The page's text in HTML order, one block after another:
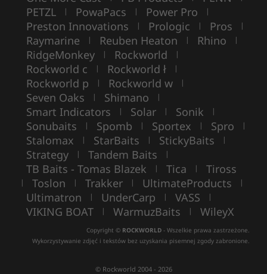
PETZL | PowaPacs | Power Pro |
Preston Innovations | Prologic | Pros |
Raymarine | Reuben Heaton | Rhino |
RidgeMonkey | Rockworld |
Rockworld c | Rockworld ł |
Rockworld p | Rockworld w |
Seven Oaks | Shimano |
Smart Indicators | Solar | Sonik |
Sonubaits | Spomb | Sportex | Spro |
Stalomax | StarBaits | StickyBaits |
Strategy | Tandem Baits |
TB Baits - Tomas Blazek | Tica | Tiross
| Toslon | Trakker | UltimateProducts |
Ultimatron | UnderCarp | VASS |
VIKING BOAT | WarmuzBaits | WileyX
Copyright © ROCKWORLD - Wszelkie prawa zastrzeżone.
Wykorzystywanie zdjęć i tekstów bez uzyskania pisemnej zgody zabronione.
© Rockworld 2004 - 2026